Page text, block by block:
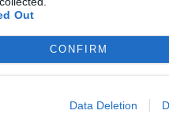
Out
CONFIRM
Data Deletion
των Krash Doll
χτισμένο μέσα σε